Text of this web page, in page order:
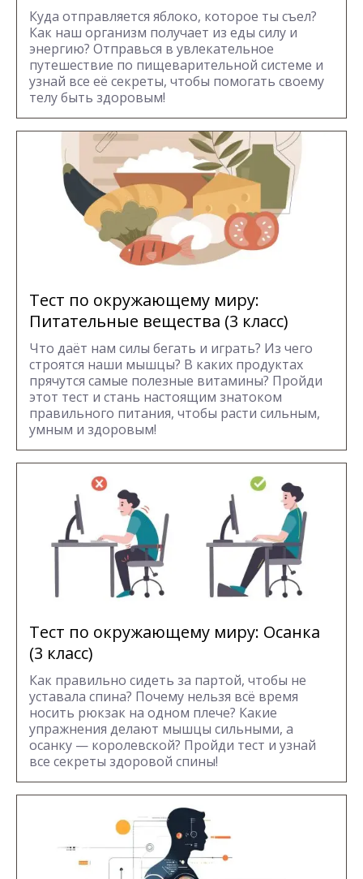
Куда отправляется яблоко, которое ты съел?
Как наш организм получает из еды силу и
энергию? Отправься в увлекательное
путешествие по пищеварительной системе и
узнай все её секреты, чтобы помогать своему
телу быть здоровым!
Тест по окружающему миру:
Питательные вещества (3 класс)
Что даёт нам силы бегать и играть? Из чего
строятся наши мышцы? В каких продуктах
прячутся самые полезные витамины? Пройди
этот тест и стань настоящим знатоком
правильного питания, чтобы расти сильным,
умным и здоровым!
Тест по окружающему миру: Осанка
(3 класс)
Как правильно сидеть за партой, чтобы не
уставала спина? Почему нельзя всё время
носить рюкзак на одном плече? Какие
упражнения делают мышцы сильными, а
осанку — королевской? Пройди тест и узнай
все секреты здоровой спины!